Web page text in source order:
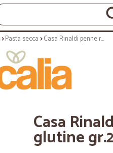
Pasta secca Casa Rinaldi penne riso&mais senza glutine gr.250
Casa
glutine